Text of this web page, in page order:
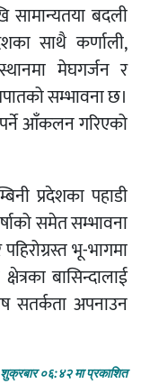
बदली
साथै कर्णाली,
मेघगर्जन र
सम्भावना छ।
पर्ने आँकलन गरिएको
प्रदेशका पहाडी
समेत सम्भावना
भू-भागमा
बासिन्दालाई
सतर्कता अपनाउन
०६:४२ मा प्रकाशित